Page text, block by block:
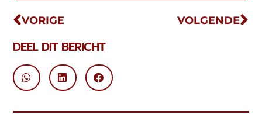
VORIGE VOLGENDE
DEEL DIT BERICHT